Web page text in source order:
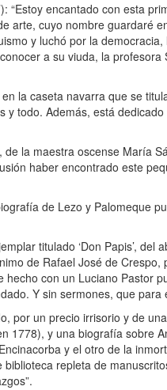
“Estoy encantado con esta
arte, cuyo nombre guardaré
y luchó por la
a su viuda, la
la caseta navarra que se
todo. Además, está
de la maestra oscense María
haber encontrado este
de Lezo y Palomeque
titulado ‘Don Papis’,
de Rafael José de
con un Luciano Pastor
Y sin sermones, que para
por un precio irrisorio y de
1778), y una biografía sobre
y el otro de la
repleta de